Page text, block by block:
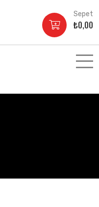
Sepet
₺0,00